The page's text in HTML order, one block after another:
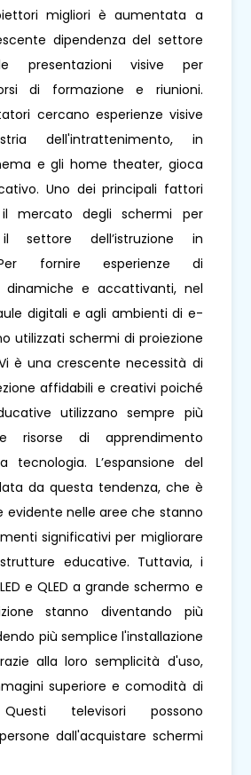
migliori è aumentata a
dipendenza del settore
presentazioni visive per
di formazione e riunioni.
cercano esperienze visive
dell'intrattenimento, in
e gli home theater, gioca
Uno dei principali fattori
mercato degli schermi per
settore dell’istruzione in
fornire esperienze di
dinamiche e accattivanti, nel
digitali e agli ambienti di e-
utilizzati schermi di proiezione
è una crescente necessità di
affidabili e creativi poiché
utilizzano sempre più
risorse di apprendimento
tecnologia. L’espansione del
da questa tendenza, che è
evidente nelle aree che stanno
significativi per migliorare
educative. Tuttavia, i
e QLED a grande schermo e
stanno diventando più
più semplice l'installazione
alla loro semplicità d'uso,
superiore e comodità di
Questi televisori possono
dall'acquistare schermi